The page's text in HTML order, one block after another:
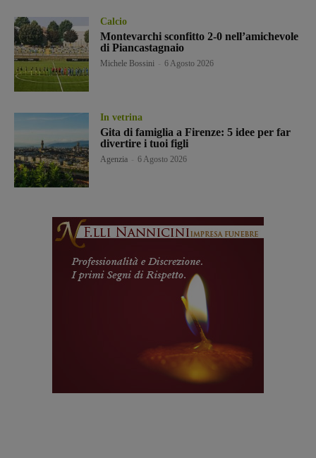
Calcio
Montevarchi sconfitto 2-0 nell’amichevole
di Piancastagnaio
Michele Bossini 6 Agosto 2026
In vetrina
Gita di famiglia a Firenze: 5 idee per far
divertire i tuoi figli
Agenzia 6 Agosto 2026